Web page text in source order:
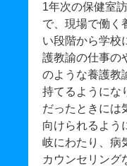
1年次の保健室
で、現場で働く
い段階から学校
護教諭の仕事の
のような養護教
持てるようにな
だったときには
向けられるよう
岐にわたり、病
カウンセリング